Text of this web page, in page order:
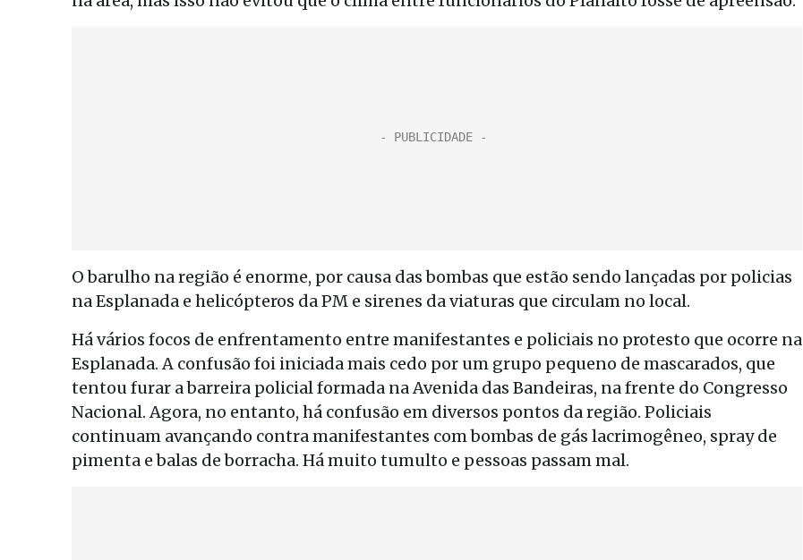
O barulho na região é enorme, por causa das bombas que estão sendo lançadas por policias
na Esplanada e helicópteros da PM e sirenes da viaturas que circulam no local.
Há vários focos de enfrentamento entre manifestantes e policiais no protesto que ocorre na
Esplanada. A confusão foi iniciada mais cedo por um grupo pequeno de mascarados, que
tentou furar a barreira policial formada na Avenida das Bandeiras, na frente do Congresso
Nacional. Agora, no entanto, há confusão em diversos pontos da região. Policiais
continuam avançando contra manifestantes com bombas de gás lacrimogêneo, spray de
pimenta e balas de borracha. Há muito tumulto e pessoas passam mal.